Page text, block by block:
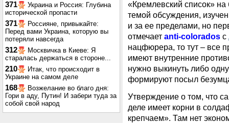
371
Украина и Россия: Глубина
исторической пропасти
371
Россияне, привыкайте:
Перед вами Украина, которую вы
потеряли навсегда
312
Москвичка в Киеве: Я
старалась держаться в стороне...
210
Итак, что происходит в
Украине на самом деле
168
Возжелание во благо дня:
Гори в аду, Путин! И забери туда за
собой свой народ
«Кремлевский список»
темой обсуждения,
и за ее пределами, но
отмечает anti-colorados с
нацфюрера, то тут – все
имеют внутренние
нужно выкинуть либо
формируют посыл
Утверждение о том, что
деле имеет корни в
крепчаем». Там нет